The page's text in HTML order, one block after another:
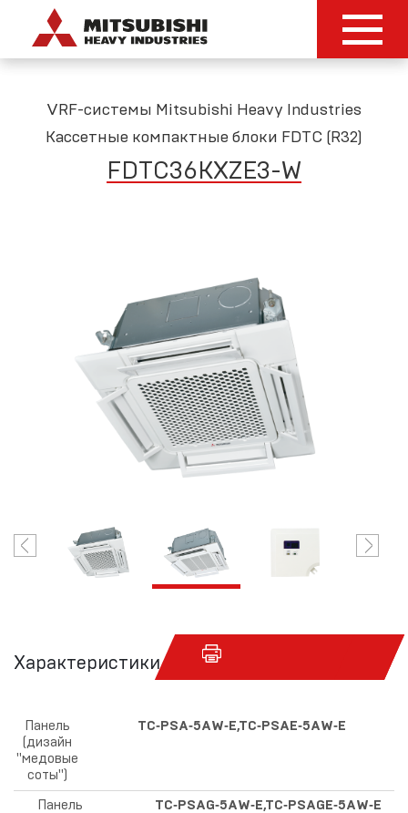
VRF-системы Mitsubishi Heavy Industries
Кассетные компактные блоки FDTC (R32)
FDTC36KXZE3-W
Характеристики
Панель
(дизайн
"медовые
соты")
TC‑PSA‑5AW‑E,TC‑PSAE‑5AW‑E
Панель
TC‑PSAG‑5AW‑E,TC‑PSAGE‑5AW‑E